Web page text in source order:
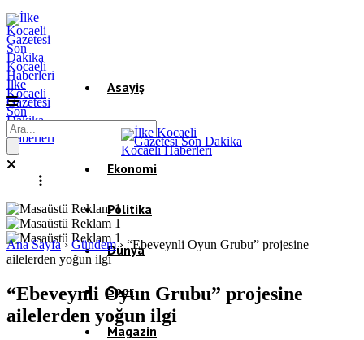
İlke
Kocaeli
Gazetesi
Son
Dakika
Kocaeli
Haberleri
Asayiş
Gündem
Ekonomi
Politika
Dünya
Spor
Magazin
Ana Sayfa› Gündem› “Ebeveynli Oyun Grubu” projesine
ailelerden yoğun ilgi
“Ebeveynli Oyun Grubu” projesine
ailelerden yoğun ilgi